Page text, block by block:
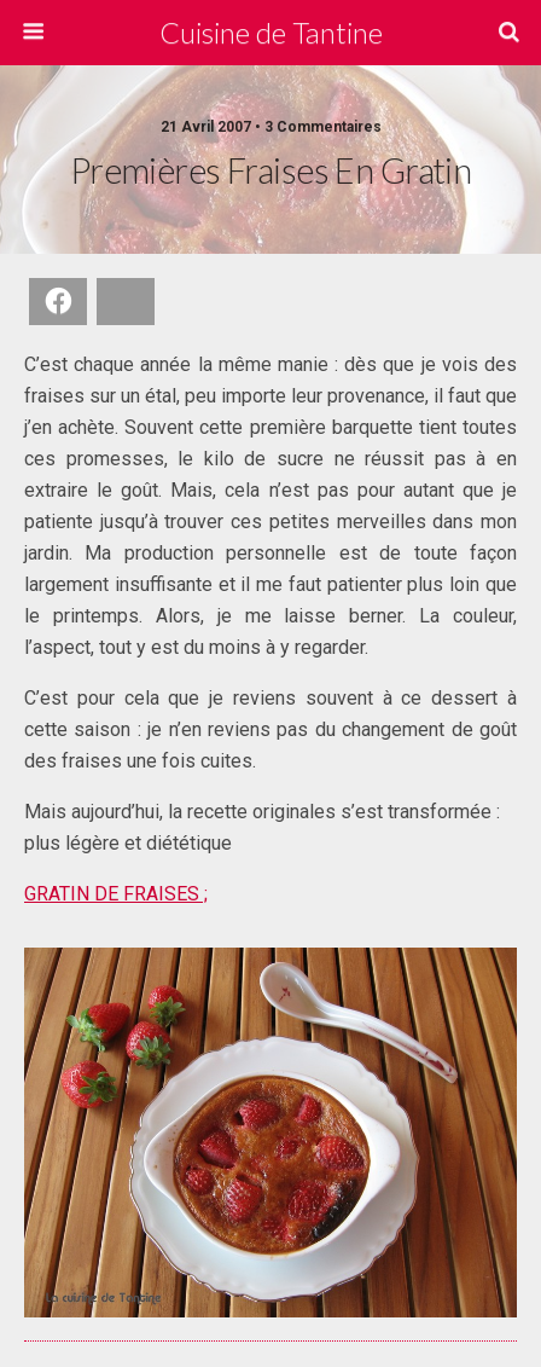
Cuisine de Tantine
21 Avril 2007 • 3 Commentaires
Premières Fraises En Gratin
C’est chaque année la même manie : dès que je vois des
fraises sur un étal, peu importe leur provenance, il faut que
j’en achète. Souvent cette première barquette tient toutes
ces promesses, le kilo de sucre ne réussit pas à en
extraire le goût. Mais, cela n’est pas pour autant que je
patiente jusqu’à trouver ces petites merveilles dans mon
jardin. Ma production personnelle est de toute façon
largement insuffisante et il me faut patienter plus loin que
le printemps. Alors, je me laisse berner. La couleur,
l’aspect, tout y est du moins à y regarder.
C’est pour cela que je reviens souvent à ce dessert à
cette saison : je n’en reviens pas du changement de goût
des fraises une fois cuites.
Mais aujourd’hui, la recette originales s’est transformée :
plus légère et diététique
GRATIN DE FRAISES ;